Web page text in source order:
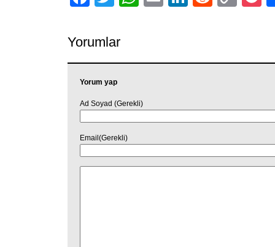
Yorumlar
Yorum yap
Ad Soyad (Gerekli)
Email(Gerekli)